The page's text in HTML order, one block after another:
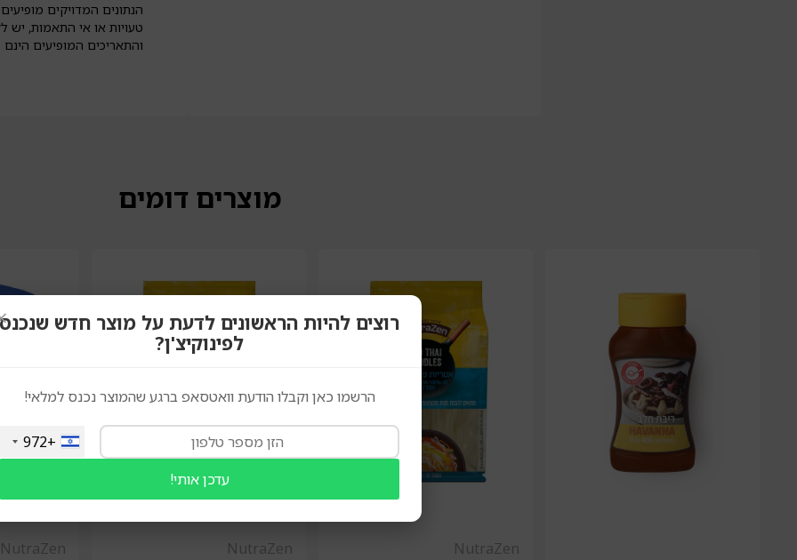
הנתונים המדויקים
טעויות או אי התאמות, יש
והתאריכים המופיעים
מוצרים דומים
NutraZen
NutraZen
NutraZen
רוצים להיות הראשונים לדעת על מוצר חדש שנכנס
לפינוקיצ'ן?
הרשמו כאן וקבלו הודעת וואטסאפ ברגע שהמוצר נכנס למלאי!
+972
עדכן אותי!